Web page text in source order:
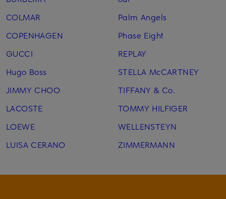
COLMAR
COPENHAGEN
GUCCI
Hugo Boss
JIMMY CHOO
LACOSTE
LOEWE
LUISA CERANO
Palm Angels
Phase Eight
REPLAY
STELLA McCARTNEY
TIFFANY & Co.
TOMMY HILFIGER
WELLENSTEYN
ZIMMERMANN